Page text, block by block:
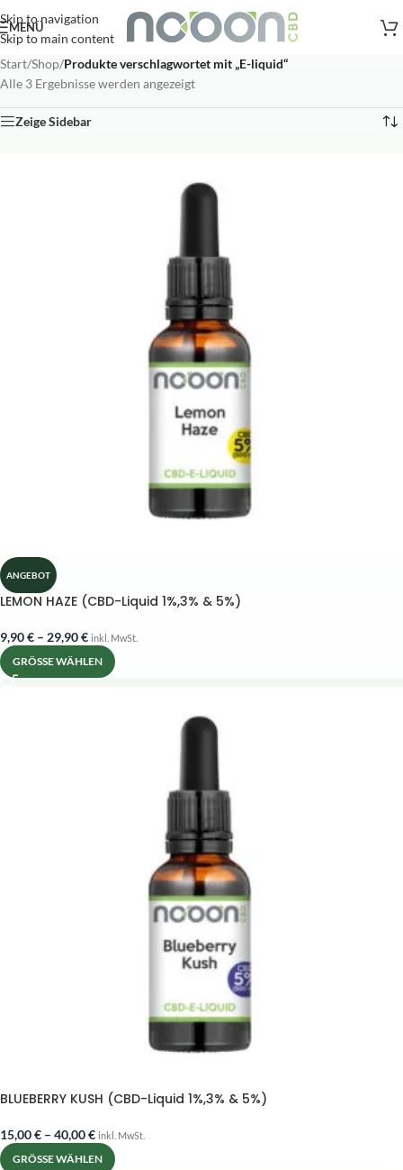
Skip to navigation
Skip to main content
Versandkostenfreie Lieferung nach AT, DE ab
MENÜ
Start/Shop/Produkte verschlagwortet mit „E-liquid“
Alle 3 Ergebnisse werden angezeigt
Zeige Sidebar
ANGEBOT
LEMON HAZE (CBD-Liquid 1%,3% & 5%)
9,90€ – 29,90€ inkl. MwSt.
GRÖSSE WÄHLEN
BLUEBERRY KUSH (CBD-Liquid 1%,3% & 5%)
15,00€ – 40,00€ inkl. MwSt.
GRÖSSE WÄHLEN